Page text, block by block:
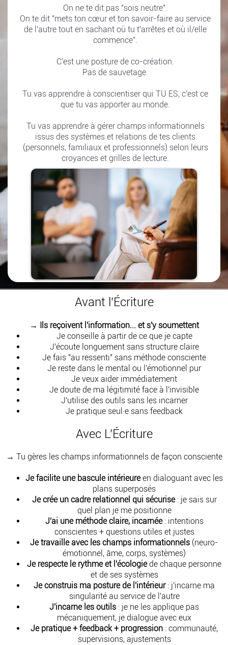
On ne te dit pas "sois neutre".
On te dit "mets ton cœur et ton savoir-faire au service
de l'autre tout en sachant où tu t'arrêtes et où il/elle
commence".
C'est une posture de co-création.
Pas de sauvetage.
Tu vas apprendre à conscientiser qui TU ES, c'est ce
que tu vas apporter au monde.
Tu vas apprendre à gérer champs informationnels
issus des systèmes et relations de tes clients
(personnels, familiaux et professionnels) selon leurs
croyances et grilles de lecture.
Avant l'Écriture
→ Ils reçoivent l'information... et s'y soumettent
Je conseille à partir de ce que je capte
J'écoute longuement sans structure claire
Je fais "au ressenti" sans méthode consciente
Je reste dans le mental ou l'émotionnel pur
Je veux aider immédiatement
Je doute de ma légitimité face à l'invisible
J'utilise des outils sans les incarner
Je pratique seul·e sans feedback
Avec L'Écriture
→ Tu gères les champs informationnels de façon consciente
Je facilite une bascule intérieureen dialoguant avec les
plans superposés
Je crée un cadre relationnel qui sécurise: je sais sur
quel plan je me positionne
J'ai une méthode claire, incarnée: intentions
conscientes + questions utiles et justes
Je travaille avec les champs informationnels (neuro-
émotionnel, âme, corps, systèmes)
Je respecte le rythme et l'écologiede chaque personne
et de ses systèmes
Je construis ma posture de l'intérieur: j'incarne ma
singularité au service de l'autre
J'incarne les outils : je ne les applique pas
mécaniquement, je dialogue avec eux
Je pratique + feedback + progression : communauté,
supervisions, ajustements